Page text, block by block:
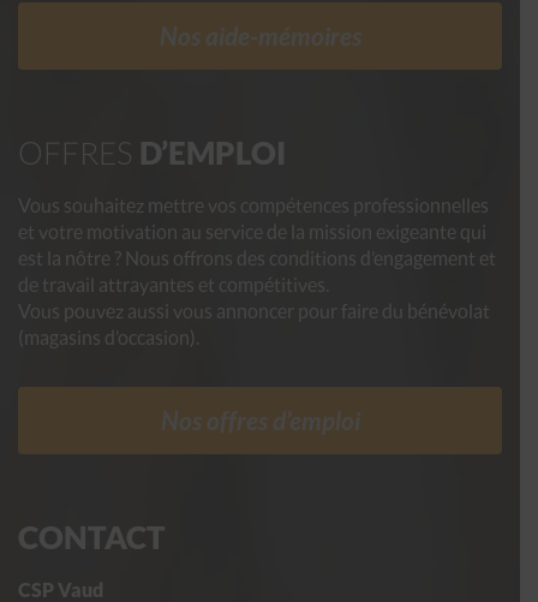
Nos aide-mémoires
OFFRES D’EMPLOI
Vous souhaitez mettre vos compétences professionnelles
et votre motivation au service de la mission exigeante qui
est la nôtre ? Nous offrons des conditions d’engagement et
de travail attrayantes et compétitives.
Vous pouvez aussi vous annoncer pour faire du bénévolat
(magasins d’occasion).
Nos offres d’emploi
CONTACT
CSP Vaud